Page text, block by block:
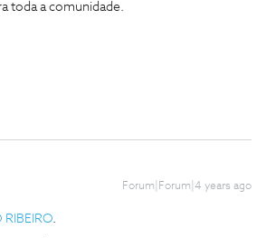
toda a comunidade.
Forum|Forum|4 years ago
RIBEIRO.